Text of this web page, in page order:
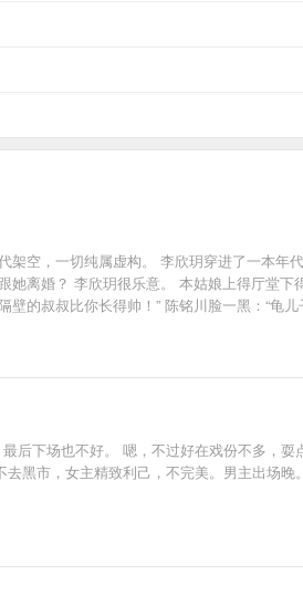
空，一切纯属虚构。 李欣玥穿进了一本
离婚？ 李欣玥很乐意。 本姑娘上得厅堂
的叔叔比你长得帅！” 陈铭川脸一黑：“龟
后下场也不好。 嗯，不过好在戏份不多，
黑市，女主精致利己，不完美。男主出场晚。